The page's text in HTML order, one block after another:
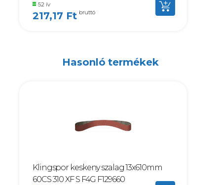
52 ív
217,17 Ft bruttó
Hasonló termékek
Klingspor keskeny szalag 13x610mm
60CS 310 XF S F4G F129660